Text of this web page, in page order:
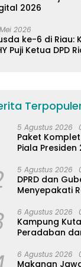
2026
2026
ke-6 di Riau:
Puji Ketua DPD
5 Agustus 2026
Paket
Piala Presiden
5 Agustus 2026
DPRD dan
Menyepakati
6 Agustus 2026
Kampung
Peradaban
Dijaga
6 Agustus 2026
Makanan